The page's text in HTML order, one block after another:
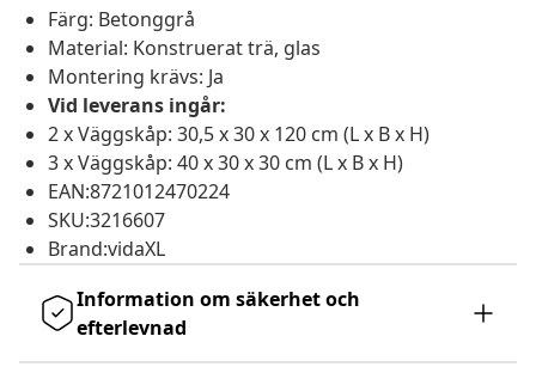
Färg: Betonggrå
Material: Konstruerat trä, glas
Montering krävs: Ja
Vid leverans ingår:
2 x Väggskåp: 30,5 x 30 x 120 cm (L x B x H)
3 x Väggskåp: 40 x 30 x 30 cm (L x B x H)
EAN:8721012470224
SKU:3216607
Brand:vidaXL
Information om säkerhet och
efterlevnad